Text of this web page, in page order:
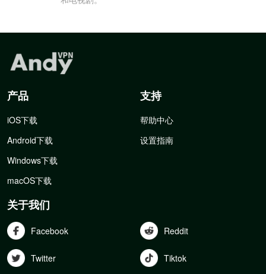
产品
iOS下载
Android下载
Windows下载
macOS下载
支持
帮助中心
设置指南
关于我们
Facebook Reddit
Twitter Tiktok